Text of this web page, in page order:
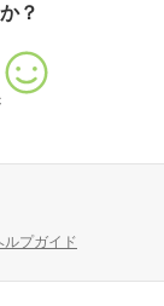
？
ルプガイド